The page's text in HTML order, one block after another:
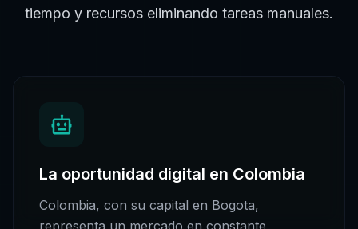
tiempo y recursos eliminando tareas manuales.
La oportunidad digital en Colombia
Colombia, con su capital en Bogota,